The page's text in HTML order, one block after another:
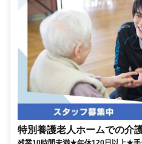
特別養護老人ホームでの介